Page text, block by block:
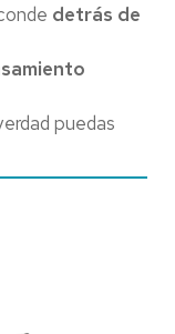
detrás de
puedas